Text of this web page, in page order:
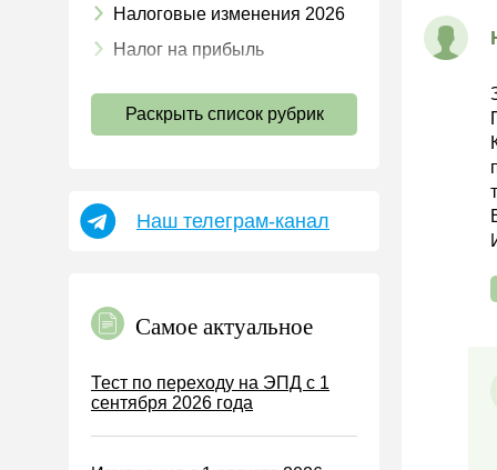
Налоговые изменения 2026
Налог на прибыль
Страховые взносы 2026
УСН
Земельный налог
Налог на рекламу
Торговый сбор
Раскрыть список рубрик
Наш телеграм-канал
Самое актуальное
Тест по переходу на ЭПД с 1
сентября 2026 года